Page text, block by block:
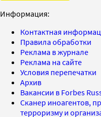
Информация:
Контактная
Правила обработки
Реклама в журнале
Реклама на сайте
Условия перепечатки
Архив
Вакансии в Forbes
Сканер иноагентов,
терроризму и